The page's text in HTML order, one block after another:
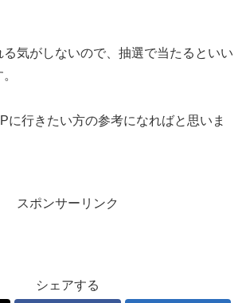
気がしないので、抽選で当たるといい
に行きたい方の参考になればと思いま
スポンサーリンク
シェアする